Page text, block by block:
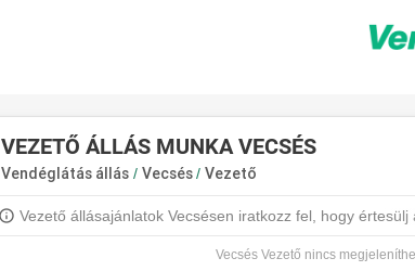
VEZETŐ ÁLLÁS MUNKA VECSÉS
Vendéglátás állás / Vecsés/ Vezető
Vezető állásajánlatok Vecsésen iratkozz fel, hogy
Vecsés Vezető nincs